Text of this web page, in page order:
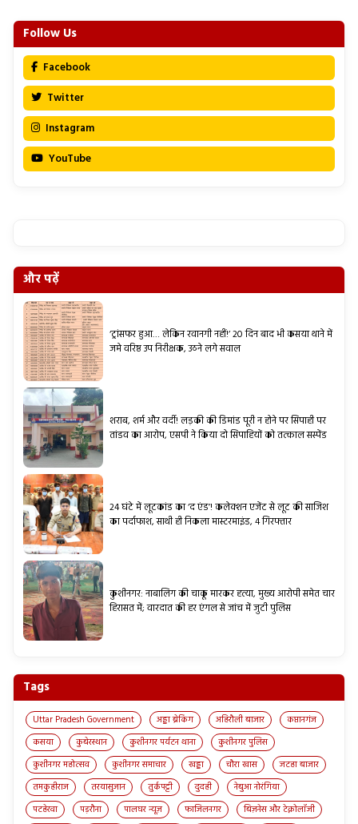
Follow Us
Facebook
Twitter
Instagram
YouTube
और पढ़ें
‘ट्रांसफर हुआ… लेकिन रवानगी नहीं!’ 20 दिन बाद भी कसया थाने में
जमे वरिष्ठ उप निरीक्षक, उठने लगे सवाल
शराब, शर्म और वर्दी! लड़की की डिमांड पूरी न होने पर सिपाही पर
तांडव का आरोप, एसपी ने किया दो सिपाहियों को तत्काल सस्पेंड
24 घंटे में लूटकांड का ‘द एंड’! कलेक्शन एजेंट से लूट की साजिश
का पर्दाफाश, साथी ही निकला मास्टरमाइंड, 4 गिरफ्तार
कुशीनगर: नाबालिग की चाकू मारकर हत्या, मुख्य आरोपी समेत चार
हिरासत में; वारदात की हर एंगल से जांच में जुटी पुलिस
Tags
Uttar Pradesh Government अड्डा ब्रेकिंग अहिरौली बाजार
कप्तानगंज
कसया
कुबेरस्थान कुशीनगर पर्यटन थाना
कुशीनगर पुलिस
कुशीनगर महोत्सव
कुशीनगर समाचार खड्डा चौरा खास
जटहा बाजार
तमकुहीराज
तरयासुजान तुर्कपट्टी दुदही
नेबुआ नोरंगिया
पटहेरवा
पड़रौना पालघर न्यूज़ फाजिलनगर
बिज़नेस और टेक्नोलॉजी